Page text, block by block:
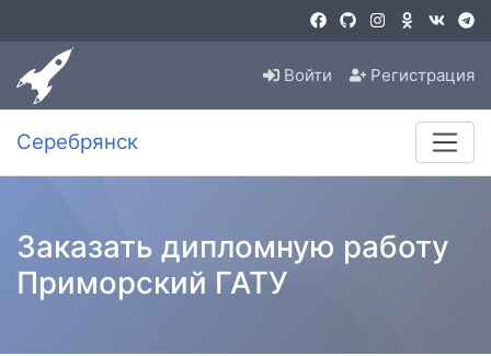
Войти Регистрация
Серебрянск
Заказать дипломную работу
Приморский ГАТУ